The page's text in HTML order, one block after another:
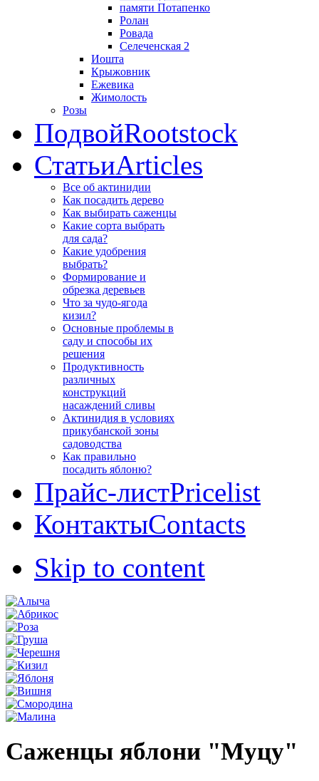
памяти Потапенко
Ролан
Ровада
Селеченская 2
Иошта
Крыжовник
Ежевика
Жимолость
Розы
ПодвойRootstock
СтатьиArticles
Все об актинидии
Как посадить дерево
Как выбирать саженцы
Какие сорта выбрать
для сада?
Какие удобрения
выбрать?
Формирование и
обрезка деревьев
Что за чудо-ягода
кизил?
Основные проблемы в
саду и способы их
решения
Продуктивность
различных
конструкций
насаждений сливы
Актинидия в условиях
прикубанской зоны
садоводства
Как правильно
посадить яблоню?
Прайс-листPricelist
КонтактыContacts
Skip to content
Саженцы яблони "Муцу"